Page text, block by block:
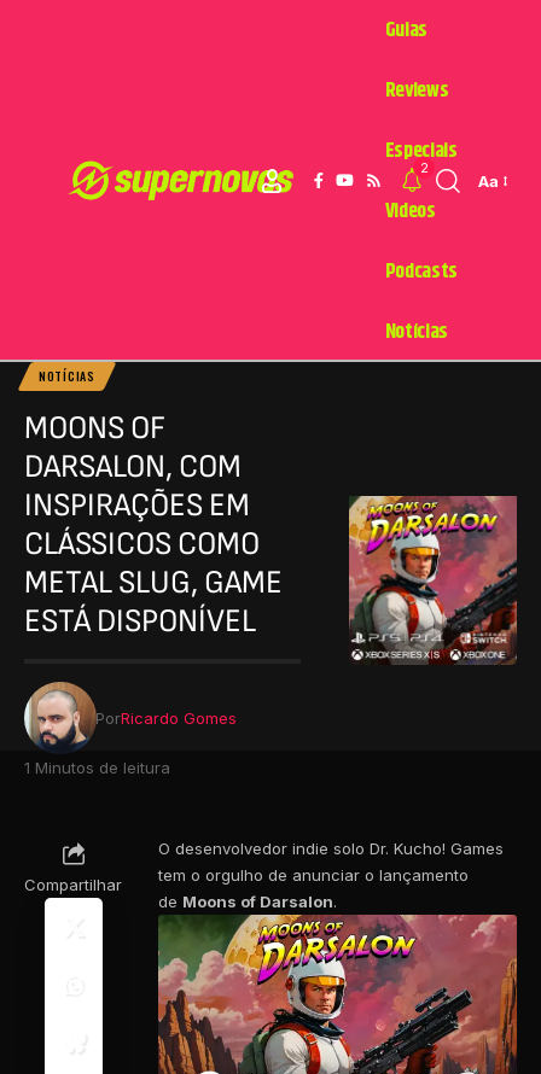
Guias
Reviews
Especiais
Videos
Podcasts
Notícias
2
Aa
NOTÍCIAS
MOONS OF
DARSALON, COM
INSPIRAÇÕES EM
CLÁSSICOS COMO
METAL SLUG, GAME
ESTÁ DISPONÍVEL
PorRicardo Gomes
1 Minutos de leitura
Compartilhar
O desenvolvedor indie solo Dr. Kucho! Games
tem o orgulho de anunciar o lançamento
de Moons of Darsalon.